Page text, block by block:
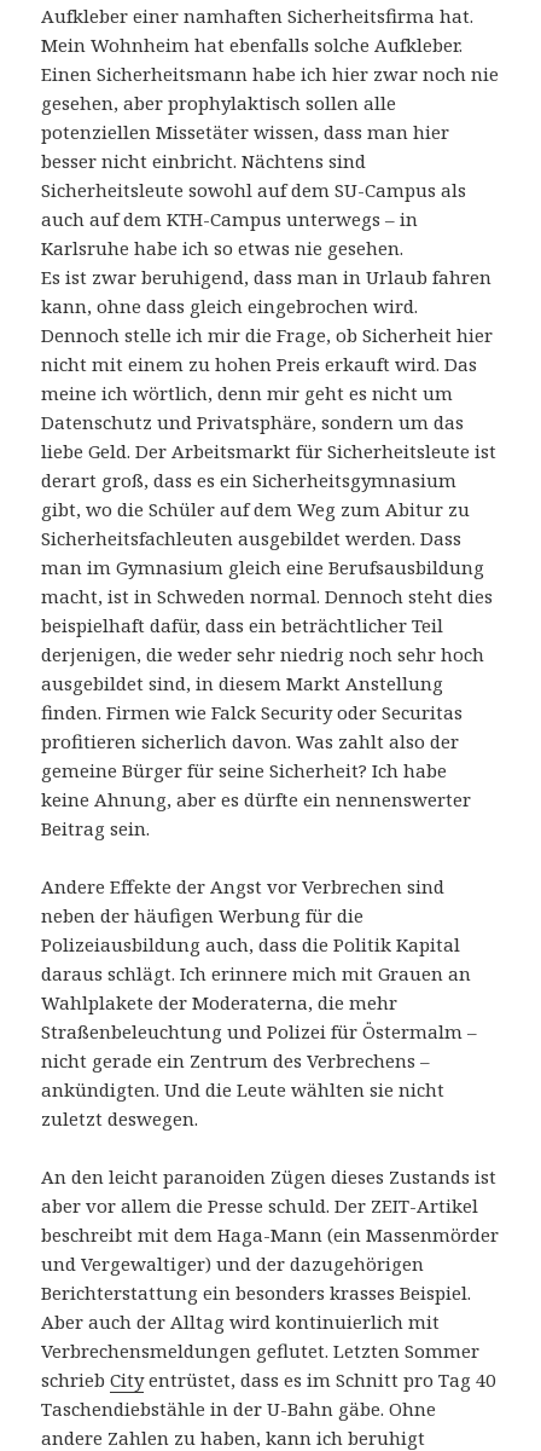
Aufkleber einer namhaften Sicherheitsfirma hat.
Mein Wohnheim hat ebenfalls solche Aufkleber.
Einen Sicherheitsmann habe ich hier zwar noch nie
gesehen, aber prophylaktisch sollen alle
potenziellen Missetäter wissen, dass man hier
besser nicht einbricht. Nächtens sind
Sicherheitsleute sowohl auf dem SU-Campus als
auch auf dem KTH-Campus unterwegs – in
Karlsruhe habe ich so etwas nie gesehen.
Es ist zwar beruhigend, dass man in Urlaub fahren
kann, ohne dass gleich eingebrochen wird.
Dennoch stelle ich mir die Frage, ob Sicherheit hier
nicht mit einem zu hohen Preis erkauft wird. Das
meine ich wörtlich, denn mir geht es nicht um
Datenschutz und Privatsphäre, sondern um das
liebe Geld. Der Arbeitsmarkt für Sicherheitsleute ist
derart groß, dass es ein Sicherheitsgymnasium
gibt, wo die Schüler auf dem Weg zum Abitur zu
Sicherheitsfachleuten ausgebildet werden. Dass
man im Gymnasium gleich eine Berufsausbildung
macht, ist in Schweden normal. Dennoch steht dies
beispielhaft dafür, dass ein beträchtlicher Teil
derjenigen, die weder sehr niedrig noch sehr hoch
ausgebildet sind, in diesem Markt Anstellung
finden. Firmen wie Falck Security oder Securitas
profitieren sicherlich davon. Was zahlt also der
gemeine Bürger für seine Sicherheit? Ich habe
keine Ahnung, aber es dürfte ein nennenswerter
Beitrag sein.
Andere Effekte der Angst vor Verbrechen sind
neben der häufigen Werbung für die
Polizeiausbildung auch, dass die Politik Kapital
daraus schlägt. Ich erinnere mich mit Grauen an
Wahlplakete der Moderaterna, die mehr
Straßenbeleuchtung und Polizei für Östermalm –
nicht gerade ein Zentrum des Verbrechens –
ankündigten. Und die Leute wählten sie nicht
zuletzt deswegen.
An den leicht paranoiden Zügen dieses Zustands ist
aber vor allem die Presse schuld. Der ZEIT-Artikel
beschreibt mit dem Haga-Mann (ein Massenmörder
und Vergewaltiger) und der dazugehörigen
Berichterstattung ein besonders krasses Beispiel.
Aber auch der Alltag wird kontinuierlich mit
Verbrechensmeldungen geflutet. Letzten Sommer
schriebCityentrüstet, dass es im Schnitt pro Tag 40
Taschendiebstähle in der U-Bahn gäbe. Ohne
andere Zahlen zu haben, kann ich beruhigt